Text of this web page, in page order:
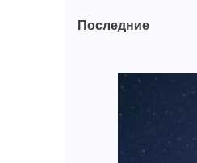
Последние